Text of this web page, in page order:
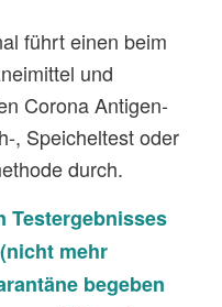
führt einen beim
und
Corona Antigen-
, Speicheltest oder
durch.
Testergebnisses
mehr
begeben